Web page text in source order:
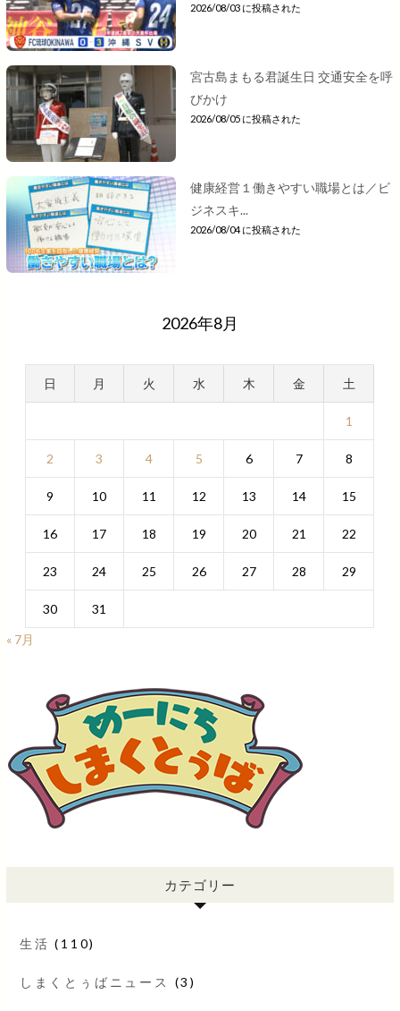
2026/08/03 に投稿された
宮古島まもる君誕生日 交通安全を呼
びかけ
2026/08/05 に投稿された
健康経営１働きやすい職場とは／ビ
ジネスキ...
2026/08/04 に投稿された
2026年8月
日 月 火 水 木 金 土
1
2 3 4 5 6 7 8
9 10 11 12 13 14 15
16 17 18 19 20 21 22
23 24 25 26 27 28 29
30
31
« 7月
カテゴリー
生活 (110)
しまくとぅばニュース (3)